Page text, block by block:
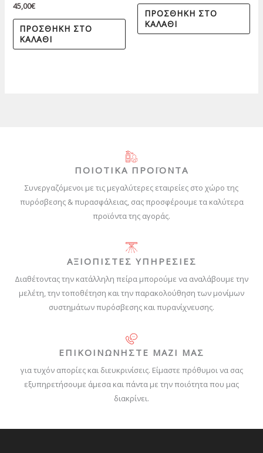
45,00€
ΠΡΟΣΘΉΚΗ ΣΤΟ
ΚΑΛΆΘΙ
ΠΡΟΣΘΉΚΗ ΣΤΟ
ΚΑΛΆΘΙ
ΠΟΙΟΤΙΚΑ ΠΡΟΪΟΝΤΑ
Συνεργαζόμενοι με τις μεγαλύτερες εταιρείες στο χώρο της
πυρόσβεσης & πυρασφάλειας, σας προσφέρουμε τα καλύτερα
προϊόντα της αγοράς.
ΑΞΙΟΠΙΣΤΕΣ ΥΠΗΡΕΣΙΕΣ
Διαθέτοντας την κατάλληλη πείρα μπορούμε να αναλάβουμε την
μελέτη, την τοποθέτηση και την παρακολούθηση των μονίμων
συστημάτων πυρόσβεσης και πυρανίχνευσης.
ΕΠΙΚΟΙΝΩΝΗΣΤΕ ΜΑΖΙ ΜΑΣ
για τυχόν απορίες και διευκρινίσεις. Είμαστε πρόθυμοι να σας
εξυπηρετήσουμε άμεσα και πάντα με την ποιότητα που μας
διακρίνει.